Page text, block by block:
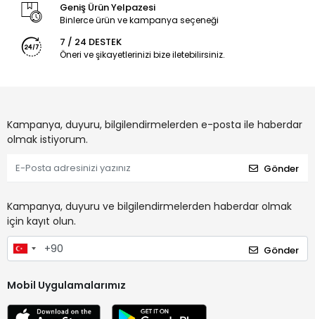
Geniş Ürün Yelpazesi
Binlerce ürün ve kampanya seçeneği
7 / 24 DESTEK
Öneri ve şikayetlerinizi bize iletebilirsiniz.
Kampanya, duyuru, bilgilendirmelerden e-posta ile haberdar
olmak istiyorum.
Gönder
Kampanya, duyuru ve bilgilendirmelerden haberdar olmak
için kayıt olun.
Gönder
Mobil Uygulamalarımız